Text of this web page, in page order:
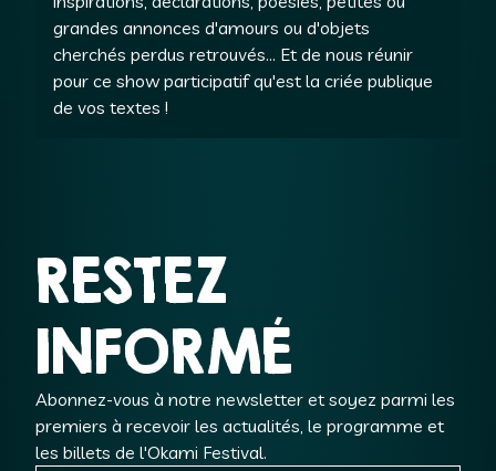
grandes annonces d'amours ou d'objets
cherchés perdus retrouvés... Et de nous réunir
pour ce show participatif qu'est la criée publique
de vos textes !
RESTEZ
INFORMÉ
Abonnez-vous à notre newsletter et soyez parmi les
premiers à recevoir les actualités, le programme et
les billets de l'Okami Festival.